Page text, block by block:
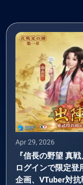
Apr 29, 2026
『信長の野望 真
ログインで限定登
企画、VTuber対抗